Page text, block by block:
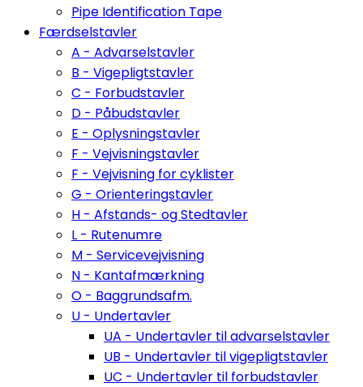
Pipe Identification Tape
Færdselstavler
A - Advarselstavler
B - Vigepligtstavler
C - Forbudstavler
D - Påbudstavler
E - Oplysningstavler
F - Vejvisningstavler
F - Vejvisning for cyklister
G - Orienteringstavler
H - Afstands- og Stedtavler
L - Rutenumre
M - Servicevejvisning
N - Kantafmærkning
O - Baggrundsafm.
U - Undertavler
UA - Undertavler til advarselstavler
UB - Undertavler til vigepligtstavler
UC - Undertavler til forbudstavler